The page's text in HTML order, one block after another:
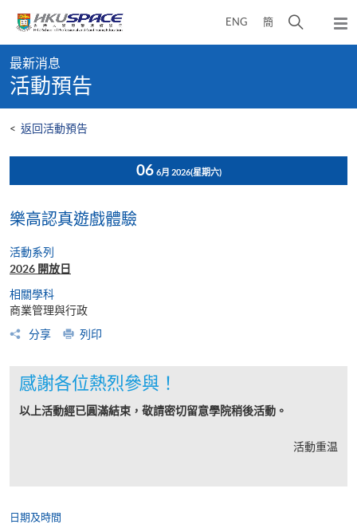
content
ENG 簡
開
彈
出
content
start
最新消息
活動預告
< 返回活動預告
06 6月 2026(星期六)
樂高認真遊戲體驗
活動系列
2026 開放日
相關學科
商業管理與行政
分享
列印
感謝各位熱烈參與！
以上活動經已圓滿結束，敬請密切留意學院稍後活動。
活動重温
日期及時間